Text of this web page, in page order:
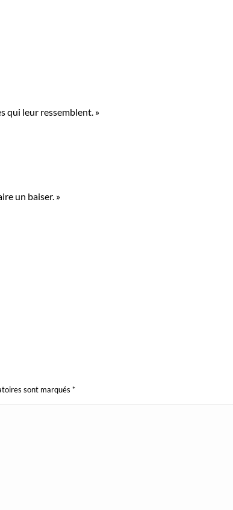
qui leur ressemblent. »
un baiser. »
sont marqués *